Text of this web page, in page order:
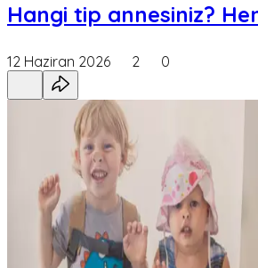
Hangi tip annesiniz?
12 Haziran 2026 2 0